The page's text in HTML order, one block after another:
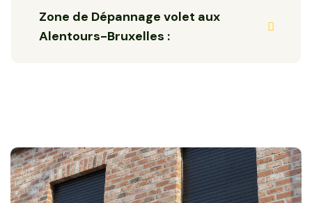
Zone de Dépannage volet aux
Alentours-Bruxelles :